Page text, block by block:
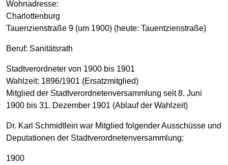
Wohnadresse:
Charlottenburg
Tauenzienstraße 9 (um 1900) (heute: Tauentzienstraße)
Beruf: Sanitätsrath
Stadtverordneter von 1900 bis 1901
Wahlzeit: 1896/1901 (Ersatzmitglied)
Mitglied der Stadtverordnetenversammlung seit 8. Juni
1900 bis 31. Dezember 1901 (Ablauf der Wahlzeit)
Dr. Karl Schmidtlein war Mitglied folgender Ausschüsse und
Deputationen der Stadtverordnetenversammlung:
1900